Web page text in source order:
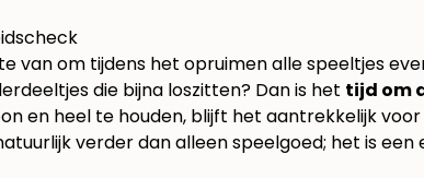
van om tijdens het opruimen alle speeltjes
die bijna loszitten? Dan is het tijd om
en heel te houden, blijft het aantrekkelijk
verder dan alleen speelgoed; het is